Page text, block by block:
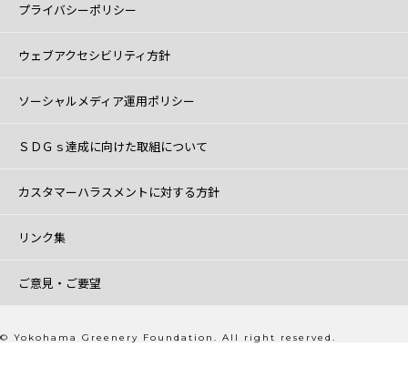
プライバシーポリシー
ウェブアクセシビリティ方針
ソーシャルメディア運用ポリシー
ＳＤＧｓ達成に向けた取組について
カスタマーハラスメントに対する方針
リンク集
ご意見・ご要望
© Yokohama Greenery Foundation. All right reserved.